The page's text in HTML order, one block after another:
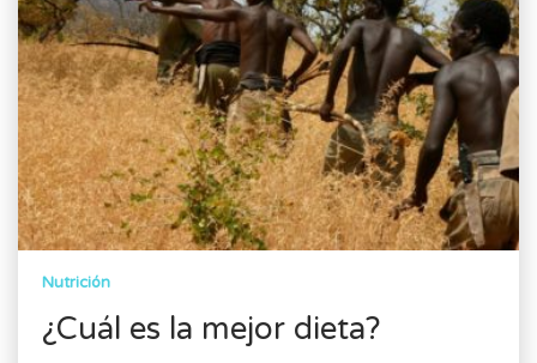
Nutrición
¿Cuál es la mejor dieta?